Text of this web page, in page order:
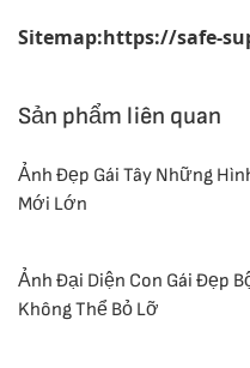
Sitemap:https://safe-
Sản phẩm liên quan
Ảnh Đẹp Gái Tây Những
Mới Lớn
Ảnh Đại Diện Con Gái Đẹp
Không Thể Bỏ Lỡ